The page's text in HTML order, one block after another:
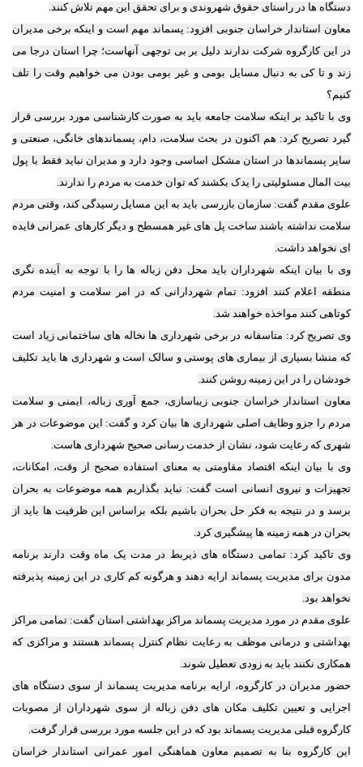
دستگاه ها در راستای حقوق شهروندی و برای تحقق این مهم تلاش کنند.
معاون استاندار خراسان جنوبی افزود: پسماند مهم است و اینکه برخی مدیران
در این کارگروه شرکت ندارند دلیل بر بی توجهی آنهاست؛ چرا استان درجا می
زند و تا کی به دنبال مسایل بومی و غیر بومی بودن می خواهیم وقت را تلف
کنیم؟
وی با تاکید بر اینکه سلامت جامعه باید به صورت کارشناسی مورد بررسی قرار
گیرد تصریح کرد: هم اکنون در بحث سلامت، دام، پسماندهای خانگی، صنعتی و
سایر پسماندها در استان مشکل اساسی وجود دارد و مدیران نباید فقط با پول
بیت المال مسئولیتی را یدک بکشند که توان خدمت به مردم را ندارند.
علوی مقدم گفت: سازمان بازرسی باید به این مسایل رسیدگی کند، وقتی مردم
سلامت نداشته باشند ساخت پل های غیر همسطح و دیگر کارهای عمرانی فایده
ای نخواهد داشت.
وی با بیان اینکه شهرداران باید محل دفن زباله ها را با توجه به آینده نگری
منطقه اعلام کنند افزود: تمام شهردارانی که در امر سلامت و امنیت مردم
کوتاهی کنند مواخذه خواهند شد.
وی تصریح کرد: متاسفانه در برخی شهرداری ها نخاله های ساختمانی زیاد است
که منشا بسیاری از بیماری های پوستی و سالک است و شهرداری ها باید تکلیف
خودشان را در این زمینه روشن کنند.
معاون استاندار خراسان جنوبی زیباسازی، جمع آوری زباله، ایمنی و سلامت
مردم را جزو وظایف اصلی شهرداری ها بیان کرد و گفت: این موضوعات در هر
شهری که رعایت شود، نشان از خدمت رسانی صحیح شهرداری هاست.
وی با بیان اینکه اقتصاد مقاومتی به معنای استفاده صحیح از وقت، امکانات،
تجهیزات و نیروی انسانی است گفت: نباید بگذاریم همه موضوعات به بحران
برسد و در نتیجه به فکر حل بحران باشیم بلکه براساس این ظرفیت ها باید از
بحران در همه زمینه ها پیشگیری کرد.
وی تاکید کرد: تمامی دستگاه های ذیربط در مدت یک ماه وقت دارند برنامه
مدون برای مدیریت پسماند ارایه دهند و هرگونه کم کاری در این زمینه پذیرفته
نخواهد بود.
علوی مقدم در مورد مدیریت پسماند مراکز بهداشتی استان گفت: تمامی مراکز
بهداشتی و درمانی موظف به رعایت نظام کنترل پسماند هستند و مراکزی که
همکاری نکنند باید به زودی تعطیل شوند.
حضور مدیران در کارگروه، ارایه برنامه مدیریت پسماند از سوی دستگاه های
اجرایی و تعیین تکلیف مکان های دفن زباله از سوی شهرداران از مصوبات
کارگروه قبلی مدیریت پسماند بود که در این جلسه مورد بررسی قرار گرفت.
این کارگروه بنا به تصمیم معاون هماهنگی امور عمرانی استاندار خراسان